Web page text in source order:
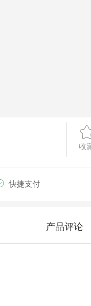
收
快捷支付
产品评论